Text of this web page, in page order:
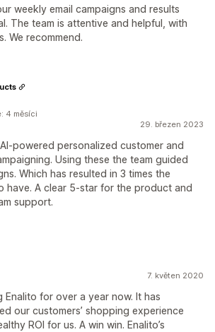
weekly email campaigns and results
The team is attentive and helpful, with
We recommend.
29. březen 2023
powered personalized customer and
Using these the team guided
Which has resulted in 3 times the
have. A clear 5-star for the product and
support.
4 měsíci
7. květen 2020
Enalito for over a year now. It has
our customers’ shopping experience
ROI for us. A win win. Enalito’s